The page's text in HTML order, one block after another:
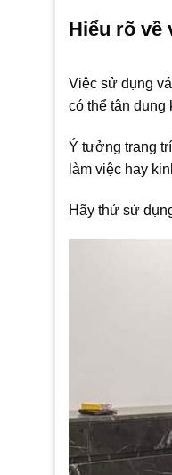
Hiểu rõ về
Việc sử dụng
có thể tận dụng
Ý tưởng trang
làm việc hay
Hãy thử sử